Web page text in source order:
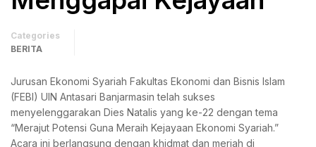
Categories
BERITA
Jurusan Ekonomi Syariah Fakultas Ekonomi dan Bisnis Islam
(FEBI) UIN Antasari Banjarmasin telah sukses
menyelenggarakan Dies Natalis yang ke-22 dengan tema
“Merajut Potensi Guna Meraih Kejayaan Ekonomi Syariah.”
Acara ini berlangsung dengan khidmat dan meriah di